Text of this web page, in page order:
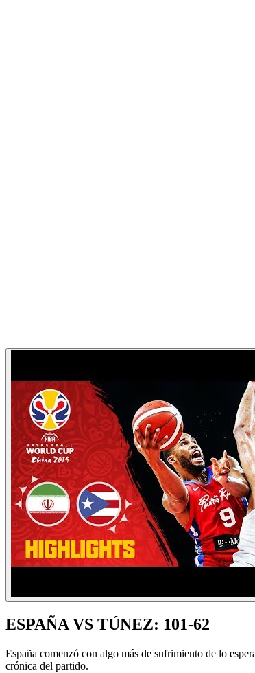
ESPAÑA VS TÚNEZ: 101-62
España comenzó con algo más de sufrimiento de lo
crónica del partido.